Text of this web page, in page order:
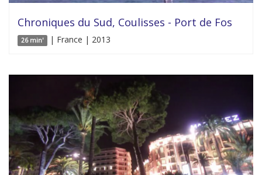
Chroniques du Sud, Coulisses - Port de Fos
26 min' | France | 2013